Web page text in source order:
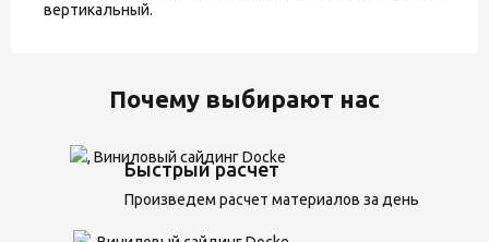
вертикальный.
Почему выбирают нас
Быстрый расчет
Произведем расчет материалов за день